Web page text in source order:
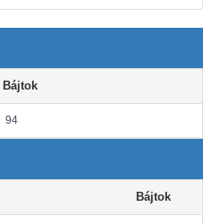
Bájtok
94
Bájtok